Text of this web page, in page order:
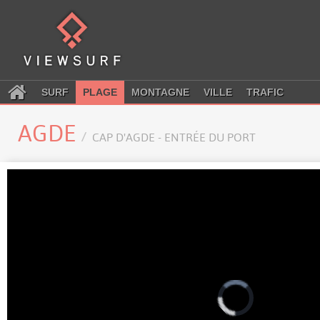
SURF PLAGE MONTAGNE VILLE TRAFIC
AGDE CAP D'AGDE - ENTRÉE DU PORT